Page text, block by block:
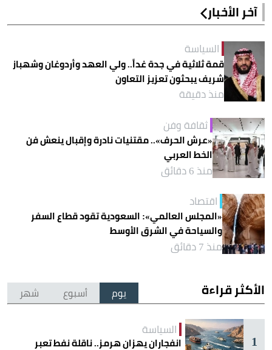
آخر الأخبار
السياسة
قمة ثلاثية في جدة غداً.. ولي العهد وأردوغان وشهباز
شريف يبحثون تعزيز التعاون
منذ دقيقة
ثقافة وفن
«عرش الحرف».. مقتنيات نادرة وإقبال ينعش فن
الخط العربي
منذ 6 دقائق
اقتصاد
«المجلس العالمي»: السعودية تقود قطاع السفر
والسياحة في الشرق الأوسط
منذ 7 دقائق
الأكثر قراءة يوم أسبوع شهر
1
السياسة
انفجاران يهزان هرمز.. ناقلة نفط تعبر